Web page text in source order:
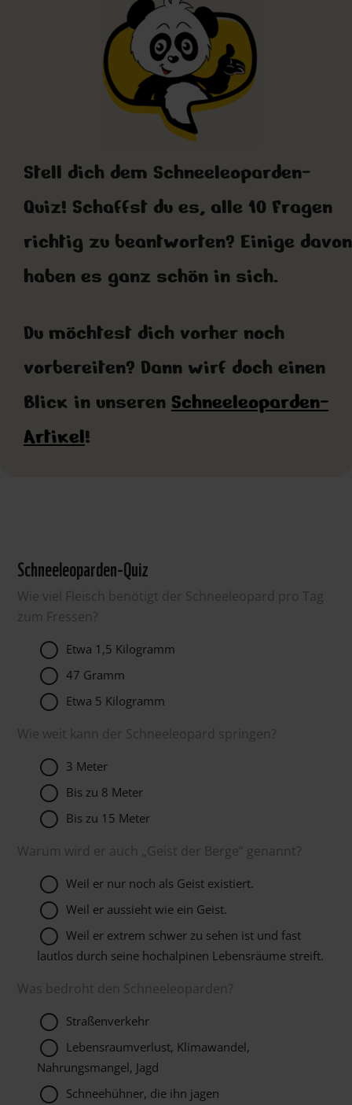
Stell dich dem Schneeleoparden-
Quiz! Schaffst du es, alle 10 Fragen
richtig zu beantworten? Einige davon
haben es ganz schön in sich.
Du möchtest dich vorher noch
vorbereiten? Dann wirf doch einen
Blick in unseren Schneeleoparden-
Artikel!
Schneeleoparden-Quiz
Wie viel Fleisch benötigt der Schneeleopard pro Tag
zum Fressen?
Etwa 1,5 Kilogramm
47 Gramm
Etwa 5 Kilogramm
Wie weit kann der Schneeleopard springen?
3 Meter
Bis zu 8 Meter
Bis zu 15 Meter
Warum wird er auch „Geist der Berge” genannt?
Weil er nur noch als Geist existiert.
Weil er aussieht wie ein Geist.
Weil er extrem schwer zu sehen ist und fast
lautlos durch seine hochalpinen Lebensräume streift.
Was bedroht den Schneeleoparden?
Straßenverkehr
Lebensraumverlust, Klimawandel,
Nahrungsmangel, Jagd
Schneehühner, die ihn jagen